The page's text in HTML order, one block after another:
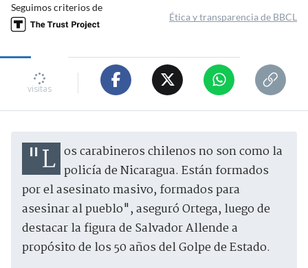
Seguimos criterios de
Ética y transparencia de BBCL
visitas
"Los carabineros chilenos no son como la policía de Nicaragua. Están formados
por el asesinato masivo, formados para
asesinar al pueblo", aseguró Ortega, luego de
destacar la figura de Salvador Allende a
propósito de los 50 años del Golpe de Estado.